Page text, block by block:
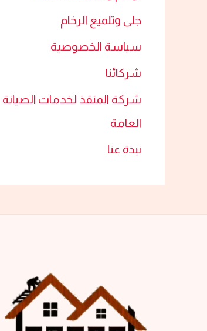
جلى وتلميع الرخام​
سياسة الخصوصية
شركائنا
شركة المنقذ لخدمات الصيانة
العامة
نبذة عنا